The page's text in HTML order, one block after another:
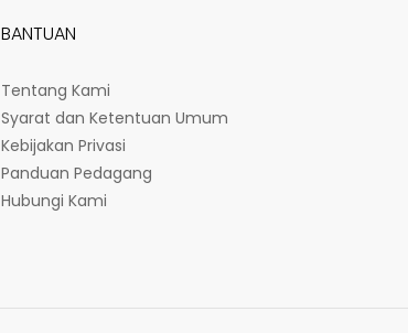
BANTUAN
Tentang Kami
Syarat dan Ketentuan Umum
Kebijakan Privasi
Panduan Pedagang
Hubungi Kami